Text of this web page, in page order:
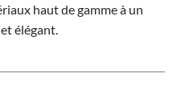
haut de gamme à un
élégant.